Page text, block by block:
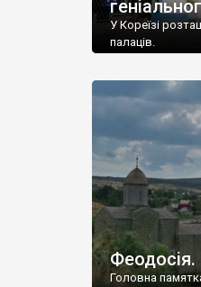
У Кореїзі
палаців.
Головна